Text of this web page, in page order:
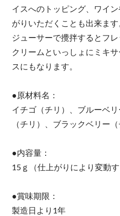
イスへのトッピング、ワイ
がりいただくことも出来ます
ジューサーで攪拌するとフ
クリームといっしょにミキ
スにもなります。
●原材料名：
イチゴ（チリ）、ブルーベ
（チリ）、ブラックベリー（
●内容量：
15ｇ（仕上がりにより変動
●賞味期限：
製造日より1年